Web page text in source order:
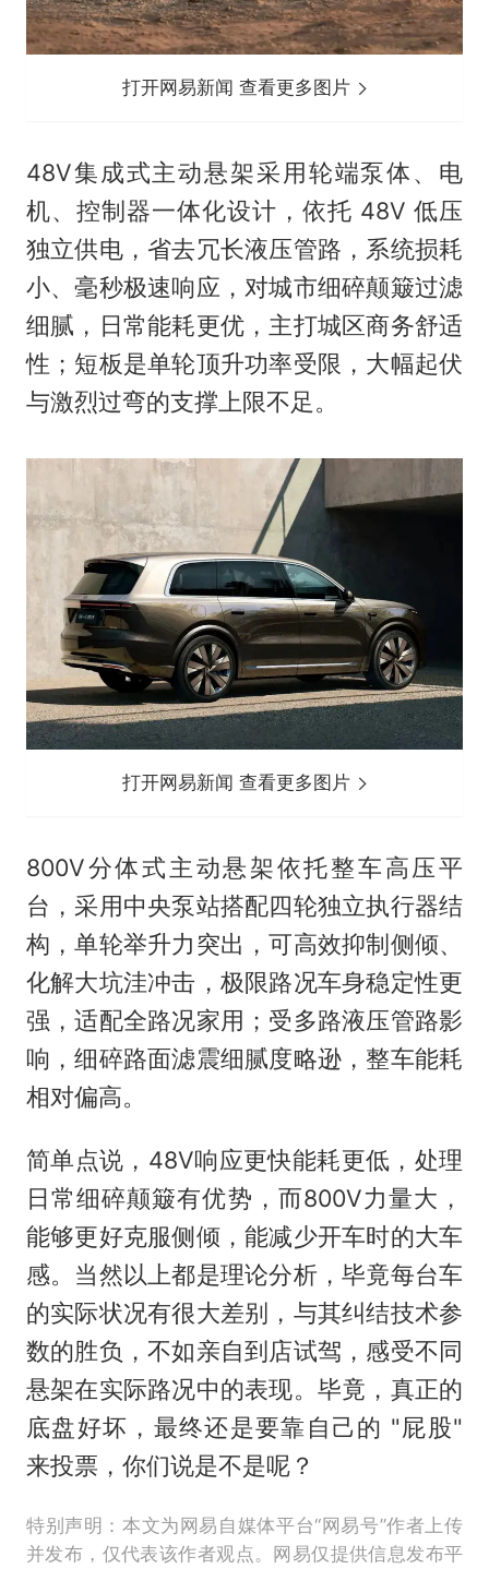
打开网易新闻 查看更多图片
48V集成式主动悬架采用轮端泵体、电
机、控制器一体化设计，依托 48V 低压
独立供电，省去冗长液压管路，系统损耗
小、毫秒极速响应，对城市细碎颠簸过滤
细腻，日常能耗更优，主打城区商务舒适
性；短板是单轮顶升功率受限，大幅起伏
与激烈过弯的支撑上限不足。
打开网易新闻 查看更多图片
800V分体式主动悬架依托整车高压平
台，采用中央泵站搭配四轮独立执行器结
构，单轮举升力突出，可高效抑制侧倾、
化解大坑洼冲击，极限路况车身稳定性更
强，适配全路况家用；受多路液压管路影
响，细碎路面滤震细腻度略逊，整车能耗
相对偏高。
简单点说，48V响应更快能耗更低，处理
日常细碎颠簸有优势，而800V力量大，
能够更好克服侧倾，能减少开车时的大车
感。当然以上都是理论分析，毕竟每台车
的实际状况有很大差别，与其纠结技术参
数的胜负，不如亲自到店试驾，感受不同
悬架在实际路况中的表现。毕竟，真正的
底盘好坏，最终还是要靠自己的 "屁股"
来投票，你们说是不是呢？
特别声明：本文为网易自媒体平台“网易号”作者上传
并发布，仅代表该作者观点。网易仅提供信息发布平